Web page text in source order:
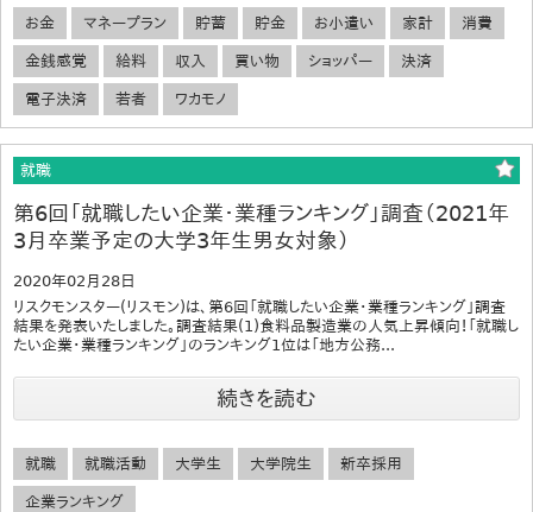
お金 マネープラン 貯蓄 貯金 お小遣い 家計 消費
金銭感覚 給料 収入 買い物 ショッパー 決済
電子決済 若者 ワカモノ
就職
第6回「就職したい企業・業種ランキング」調査（2021年
3月卒業予定の大学3年生男女対象）
2020年02月28日
リスクモンスター(リスモン)は、第6回「就職したい企業・業種ランキング」調査
結果を発表いたしました。調査結果(1)食料品製造業の人気上昇傾向！「就職し
たい企業・業種ランキング」のランキング1位は「地方公務...
続きを読む
就職 就職活動 大学生 大学院生 新卒採用
企業ランキング